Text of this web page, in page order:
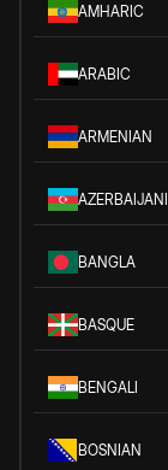
AMHARIC
ARABIC
ARMENIAN
AZERBAIJANI
BANGLA
BASQUE
BENGALI
BOSNIAN